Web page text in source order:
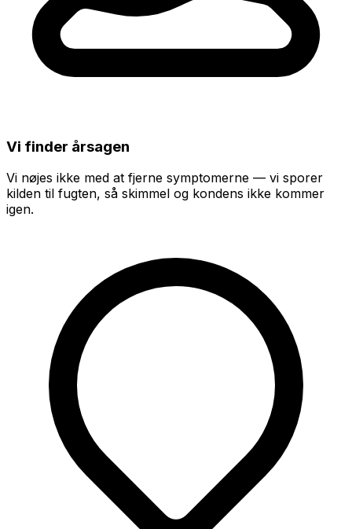
Vi finder årsagen
Vi nøjes ikke med at fjerne symptomerne — vi sporer
kilden til fugten, så skimmel og kondens ikke kommer
igen.